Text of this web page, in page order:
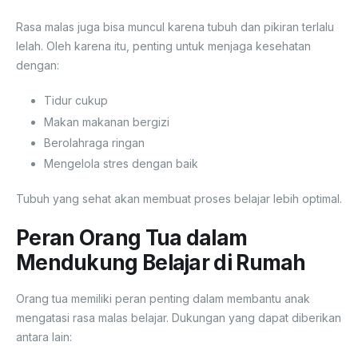
Rasa malas juga bisa muncul karena tubuh dan pikiran terlalu
lelah. Oleh karena itu, penting untuk menjaga kesehatan
dengan:
Tidur cukup
Makan makanan bergizi
Berolahraga ringan
Mengelola stres dengan baik
Tubuh yang sehat akan membuat proses belajar lebih optimal.
Peran Orang Tua dalam
Mendukung Belajar di Rumah
Orang tua memiliki peran penting dalam membantu anak
mengatasi rasa malas belajar. Dukungan yang dapat diberikan
antara lain: